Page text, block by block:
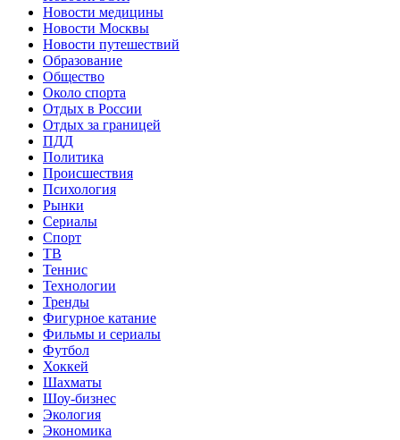
Новости медицины
Новости Москвы
Новости путешествий
Образование
Общество
Около спорта
Отдых в России
Отдых за границей
ПДД
Политика
Происшествия
Психология
Рынки
Сериалы
Спорт
ТВ
Теннис
Технологии
Тренды
Фигурное катание
Фильмы и сериалы
Футбол
Хоккей
Шахматы
Шоу-бизнес
Экология
Экономика